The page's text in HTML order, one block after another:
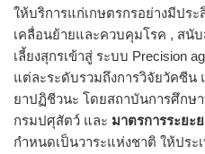
ให้บริการแก่เกษตรกรอย่างมีปร
เคลื่อนย้ายและควบคุมโรค , สนั
เลี้ยงสุกรเข้าสู่ ระบบ Precision
แต่ละระดับรวมถึงการวิจัยวัคซี
ยาปฏิชีวนะ โดยสถาบันการศึกษ
กรมปศุสัตว์ และ มาตรการระยะ
กำหนดเป็นวาระแห่งชาติ ให้ปร